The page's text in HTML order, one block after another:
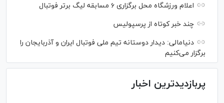
اعلام ورزشگاه محل برگزاری ۶ مسابقه لیگ برتر فوتبال
چند خبر کوتاه از پرسپولیس
دنیامالی: دیدار دوستانه تیم ملی فوتبال ایران و آذربایجان را
برگزار می‌کنیم
پربازدیدترین اخبار